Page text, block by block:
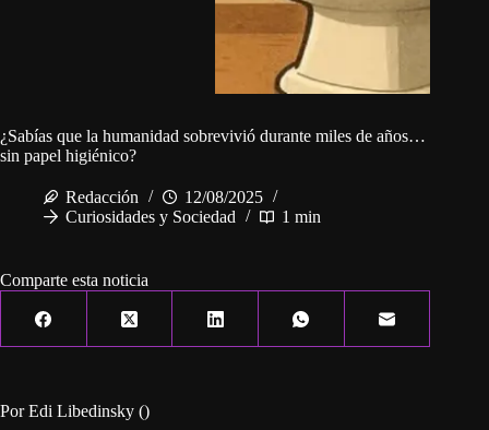
¿Sabías que la humanidad sobrevivió durante miles de años…
sin papel higiénico?
Redacción
12/08/2025
Curiosidades y Sociedad
1 min
Comparte esta noticia
Por Edi Libedinsky ()